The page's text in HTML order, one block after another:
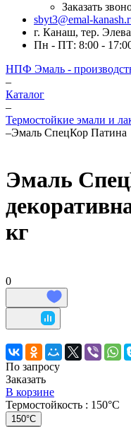
Заказать
sbyt3@emal-
г. Канаш, тер.
Пн - ПТ: 8:00 -
НПФ Эмаль -
–
Каталог
–
Термостойкие эмали и
–Эмаль СпецКор Патина
Эмаль
кг
0
По запросу
Заказать
В корзине
Термостойкость : 150°C
150°C